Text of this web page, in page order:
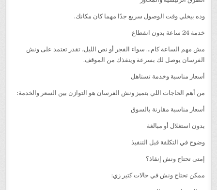
وده بيخلي وقت الوصول سريع جدًا مهما كان مكانك.
خدمة 24 ساعة بدون انقطاع
مش مهم الساعة كام… سواء الفجر أو نص الليل، تقدر تعتمد على ونش
الفرسان يوصل لك بسرعة وينقذك من الموقف.
أسعار مناسبة وخدمة تستاهل
من أهم الحاجات اللي بتميز ونش الفرسان هو التوازن بين السعر والخدمة:
أسعار مناسبة مقارنة بالسوق
بدون استغلال أو مبالغة
وضوح في التكلفة قبل التنفيذ
إمتى تحتاج ونش إنقاذ؟
ممكن تحتاج ونش في حالات كتير زي: